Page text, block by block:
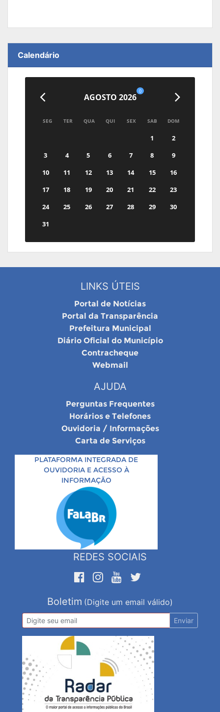
Calendário
AGOSTO 2026
0
SEG TER QUA QUI SEX SAB DOM
1
2
3
4 5 6 7 8
9
10
11 12 13 14 15
16
17
18 19 20 21 22
23
24
25 26 27 28 29
30
31
LINKS ÚTEIS
Portal de Notícias
Portal da Transparência
Prefeitura Municipal
Diário Oficial do Município
Contracheque
Webmail
AJUDA
Perguntas Frequentes
Horários e Telefones
Ouvidoria / Informações
Carta de Serviços
PLATAFORMA INTEGRADA DE
OUVIDORIA E ACESSO À
INFORMAÇÃO
REDES SOCIAIS
Boletim (Digite um email válido)
Enviar